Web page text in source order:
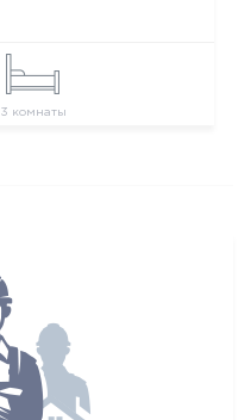
3 комнаты